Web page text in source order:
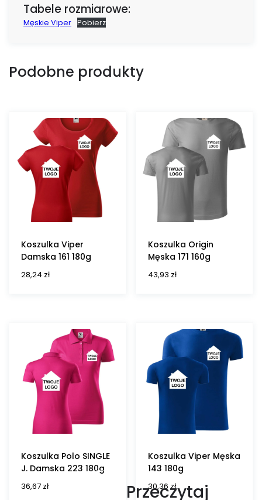
Tabele rozmiarowe:
Męskie Viper Pobierz
Podobne produkty
Koszulka Viper
Damska 161 180g
28,24 zł
Koszulka Origin
Męska 171 160g
43,93 zł
Koszulka Polo SINGLE
J. Damska 223 180g
36,67 zł
Koszulka Viper Męska
143 180g
30,36zł
Przeczytaj